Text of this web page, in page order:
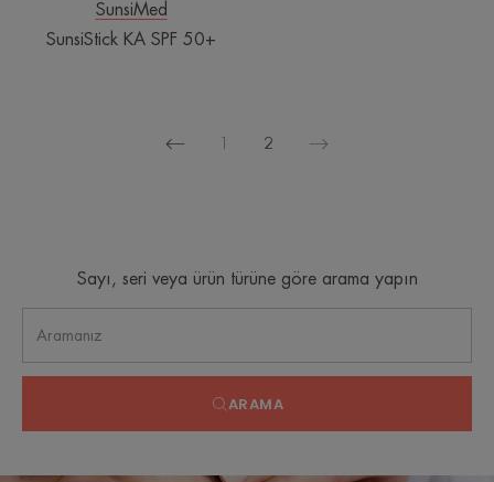
SunsiMed
SunsiStick KA SPF 50+
Önceki
1 2
Sayı, seri veya ürün türüne göre arama yapın
ARAMA